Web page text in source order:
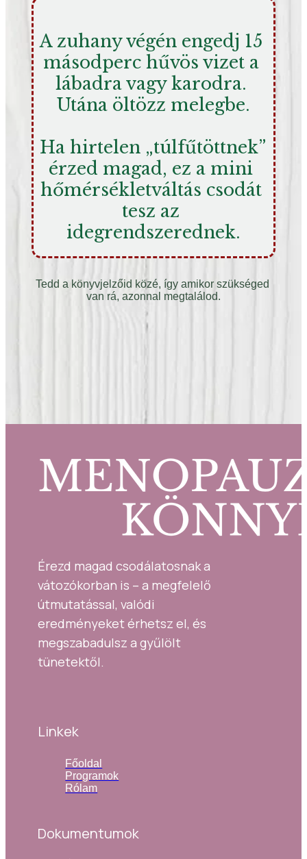
Tedd a könyvjelzőid közé, így amikor szükséged
van rá, azonnal megtalálod.
A zuhany végén engedj 15
másodperc hűvös vizet a
lábadra vagy karodra.
Utána öltözz melegbe.
Ha hirtelen „túlfűtöttnek”
érzed magad, ez a mini
hőmérsékletváltás csodát
tesz az
idegrendszerednek.
Érezd magad csodálatosnak a
vátozókorban is – a megfelelő
útmutatással, valódi
eredményeket érhetsz el, és
megszabadulsz a gyűlölt
tünetektől.
Linkek
Főoldal
Programok
Rólam
Dokumentumok